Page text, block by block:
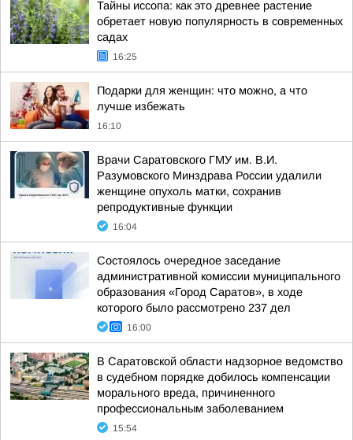
Тайны иссопа: как это древнее растение
обретает новую популярность в современных
садах
16:25
Подарки для женщин: что можно, а что
лучше избежать
16:10
Врачи Саратовского ГМУ им. В.И.
Разумовского Минздрава России удалили
женщине опухоль матки, сохранив
репродуктивные функции
16:04
Состоялось очередное заседание
административной комиссии муниципального
образования «Город Саратов», в ходе
которого было рассмотрено 237 дел
16:00
В Саратовской области надзорное ведомство
в судебном порядке добилось компенсации
морального вреда, причиненного
профессиональным заболеванием
15:54